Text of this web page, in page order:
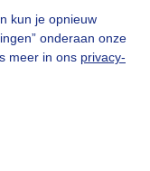
kun je opnieuw
onderaan onze
meer in ons privacy-